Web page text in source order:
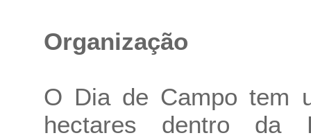
Organização
O Dia de Campo tem
hectares dentro da